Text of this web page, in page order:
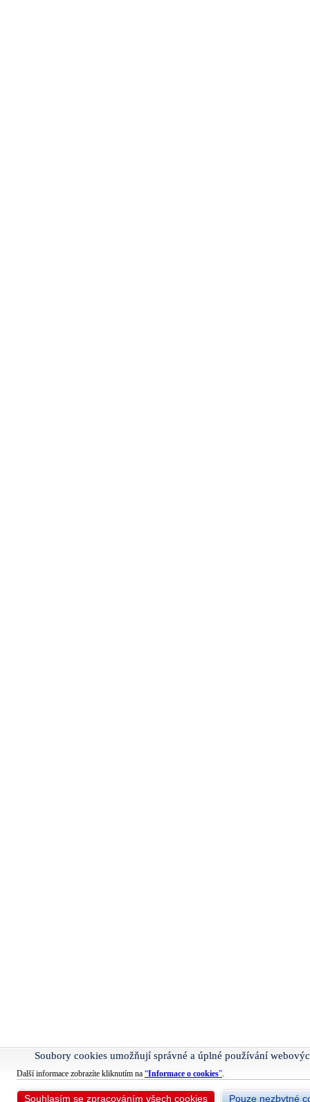
Soubory cookies umožňují správné a úplné používání
Další informace zobrazíte kliknutím na “Informace o cookies”.
Souhlasím se zpracováním všech cookies Pouze nezbytné